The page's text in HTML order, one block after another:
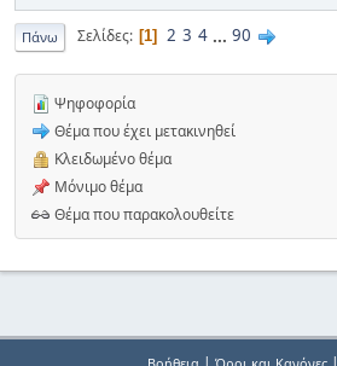
Πάνω Σελίδες 1 2 3 4 ... 90
Ψηφοφορία
Θέμα που έχει μετακινηθεί
Κλειδωμένο θέμα
Μόνιμο θέμα
Θέμα που παρακολουθείτε